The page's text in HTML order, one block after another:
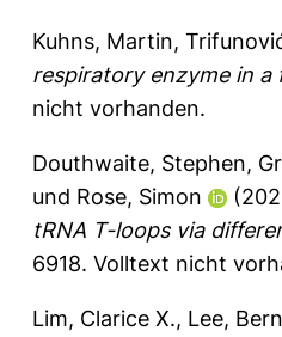
Kuhns, Martin,
respiratory enzyme in
nicht vorhanden.
Douthwaite, Stephen,
und Rose, Simon
tRNA T-loops via
6918. Volltext nicht
Lim, Clarice X., Lee,